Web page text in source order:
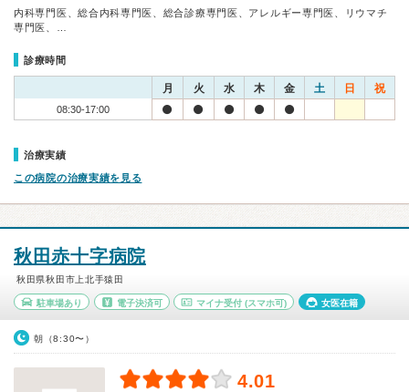
内科専門医、総合内科専門医、総合診療専門医、アレルギー専門医、リウマチ
専門医、…
診療時間
月 火 水 木 金 土 日 祝
08:30-17:00
治療実績
この病院の治療実績を見る
秋田赤十字病院
秋田県秋田市上北手猿田
駐車場あり 電子決済可 マイナ受付 (スマホ可) 女医在籍
朝（8:30〜）
4.01